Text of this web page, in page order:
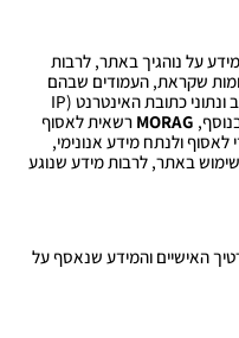
מידע על נוהגיך באתר, לרבות
שקראת, העמודים שבהם
צפית, השירותים שעניינו אותך, מקום המחשב ונתוני כתובת האינטרנט (IP
MORAG רשאית לאסוף
ולנתח מידע אנונימי,
באתר, לרבות מידע שנוגע
האישיים והמידע שנאסף על